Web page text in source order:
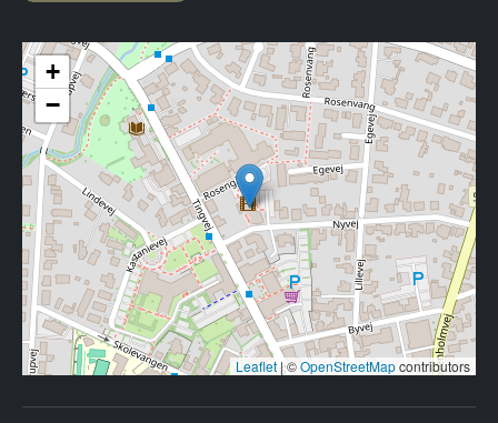
+
−
Leaflet|©OpenStreetMapcontributors